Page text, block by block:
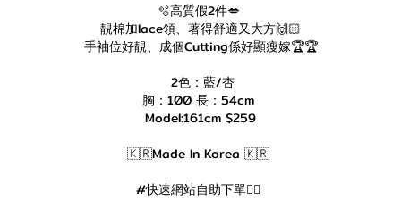
🫧高質假2件💋
靚棉加lace領、著得舒適又大方🙌🏻
手袖位好靚、成個Cutting係好顯瘦嫁🏆🏆
2色：藍/杏
胸：100 長：54cm
Model:161cm $259
🇰🇷Made In Korea 🇰🇷
#快速網站自助下單👇🏻